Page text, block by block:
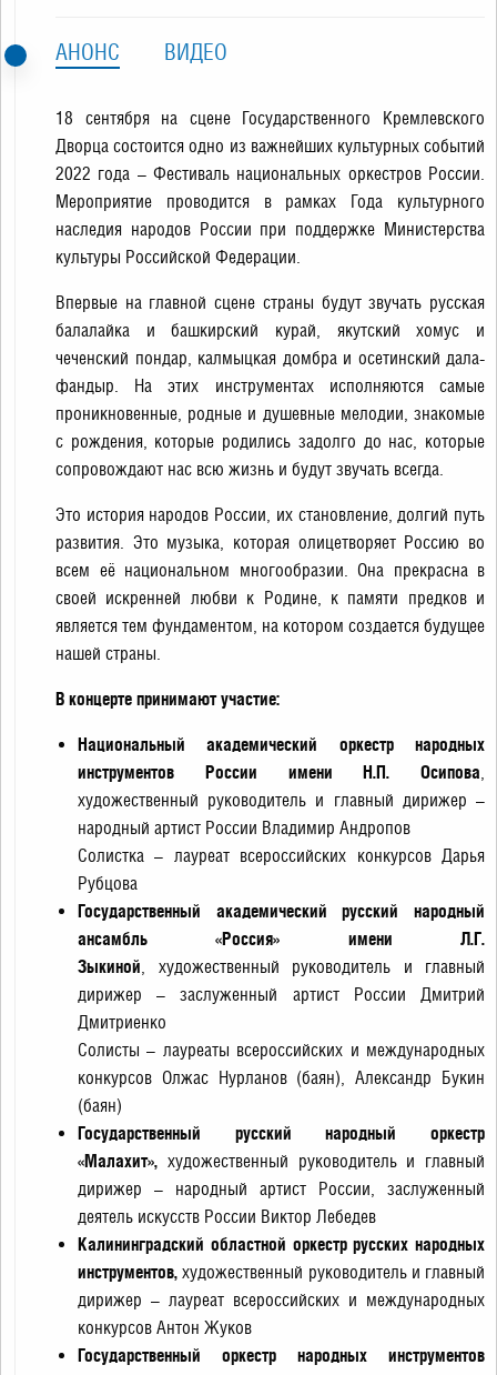
АНОНС ВИДЕО
18 сентября на сцене Государственного Кремлевского
Дворца состоится одно из важнейших культурных событий
2022 года – Фестиваль национальных оркестров России.
Мероприятие проводится в рамках Года культурного
наследия народов России при поддержке Министерства
культуры Российской Федерации.
Впервые на главной сцене страны будут звучать русская
балалайка и башкирский курай, якутский хомус и
чеченский пондар, калмыцкая домбра и осетинский дала-
фандыр. На этих инструментах исполняются самые
проникновенные, родные и душевные мелодии, знакомые
с рождения, которые родились задолго до нас, которые
сопровождают нас всю жизнь и будут звучать всегда.
Это история народов России, их становление, долгий путь
развития. Это музыка, которая олицетворяет Россию во
всем её национальном многообразии. Она прекрасна в
своей искренней любви к Родине, к памяти предков и
является тем фундаментом, на котором создается будущее
нашей страны.
В концерте принимают участие:
Национальный академический оркестр народных
инструментов России имени Н.П. Осипова,
художественный руководитель и главный дирижер –
народный артист России Владимир Андропов
Солистка – лауреат всероссийских конкурсов Дарья
Рубцова
Государственный академический русский народный
ансамбль «Россия» имени Л.Г.
Зыкиной, художественный руководитель и главный
дирижер – заслуженный артист России Дмитрий
Дмитриенко
Солисты – лауреаты всероссийских и международных
конкурсов Олжас Нурланов (баян), Александр Букин
(баян)
Государственный русский народный оркестр
«Малахит», художественный руководитель и главный
дирижер – народный артист России, заслуженный
деятель искусств России Виктор Лебедев
Калининградский областной оркестр русских народных
инструментов,художественный руководитель и главный
дирижер – лауреат всероссийских и международных
конкурсов Антон Жуков
Государственный оркестр народных инструментов